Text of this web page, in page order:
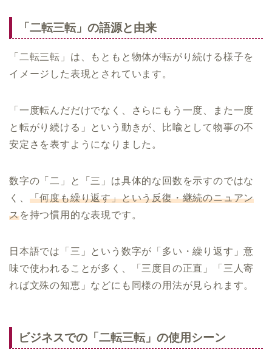
「二転三転」の語源と由来
「二転三転」は、もともと物体が転がり続ける様子を
イメージした表現とされています。
「一度転んだだけでなく、さらにもう一度、また一度
と転がり続ける」という動きが、比喩として物事の不
安定さを表すようになりました。
数字の「二」と「三」は具体的な回数を示すのではな
く、 「何度も繰り返す」という反復・継続のニュアン
スを持つ慣用的な表現です。
日本語では「三」という数字が「多い・繰り返す」意
味で使われることが多く、「三度目の正直」「三人寄
れば文殊の知恵」などにも同様の用法が見られます。
ビジネスでの「二転三転」の使用シーン